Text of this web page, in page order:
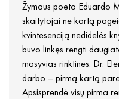
Žymaus poeto Eduardo
skaitytojai ne kartą
kvintesenciją nedidelės
buvo linkęs rengti
masyvias rinktines. Dr.
darbo – pirmą kartą
Apsisprendė visų pirma